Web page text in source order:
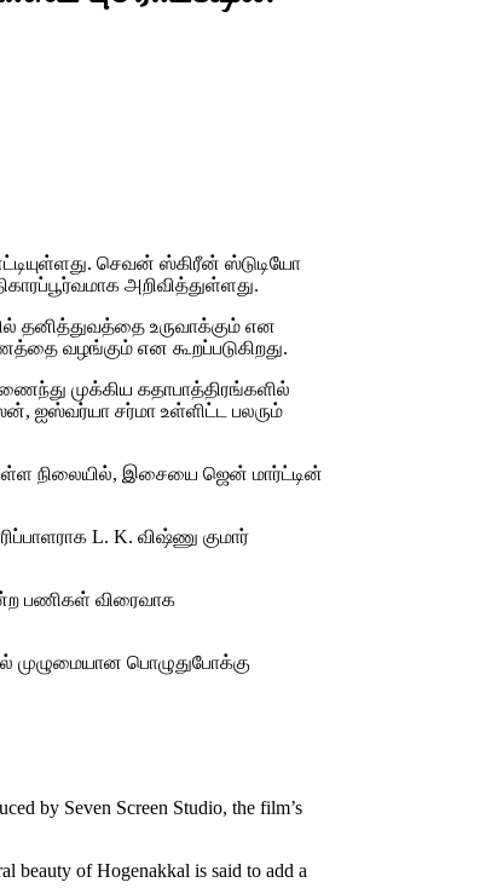
செவன் ஸ்கிரீன் ஸ்டுடியோ
அறிவித்துள்ளது.
தனித்துவத்தை உருவாக்கும் என
வழங்கும் என கூறப்படுகிறது.
முக்கிய கதாபாத்திரங்களில்
ஐஸ்வர்யா சர்மா உள்ளிட்ட பலரும்
நிலையில், இசையை ஜென் மார்ட்டின்
L. K. விஷ்ணு குமார்
பணிகள் விரைவாக
முழுமையான பொழுதுபோக்கு
by Seven Screen Studio, the film’s
beauty of Hogenakkal is said to add a